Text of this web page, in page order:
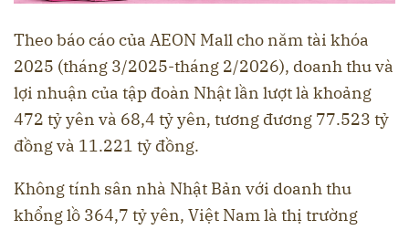
Theo báo cáo của AEON Mall cho năm tài khóa
2025 (tháng 3/2025-tháng 2/2026), doanh thu và
lợi nhuận của tập đoàn Nhật lần lượt là khoảng
472 tỷ yên và 68,4 tỷ yên, tương đương 77.523 tỷ
đồng và 11.221 tỷ đồng.
Không tính sân nhà Nhật Bản với doanh thu
khổng lồ 364,7 tỷ yên, Việt Nam là thị trường